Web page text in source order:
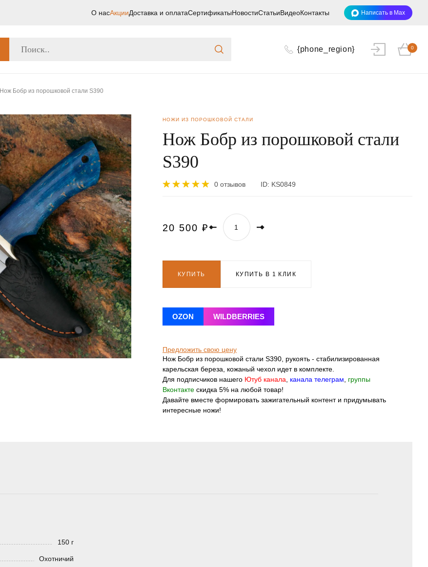
О насАкцииДоставка и оплатаСертификатыНовостиСтатьиВидеоКонтакты Написать в Max
{phone_region} 0
Нож Бобр из порошковой стали S390
НОЖИ ИЗ ПОРОШКОВОЙ СТАЛИ
Нож Бобр из порошковой стали
S390
0 отзывов ID: KS0849
20 500 ₽
КУПИТЬ КУПИТЬ В 1 КЛИК
OZON WILDBERRIES
Предложить свою цену
Нож Бобр из порошковой стали S390, рукоять - стабилизированная
карельская береза, кожаный чехол идет в комплекте.
Для подписчиков нашего Ютуб канала канала телеграм
группы
Вконтакте скидка 5% на любой товар!
Давайте вместе формировать зажигательный контент и придумывать
интересные ножи!
150 г
Охотничий